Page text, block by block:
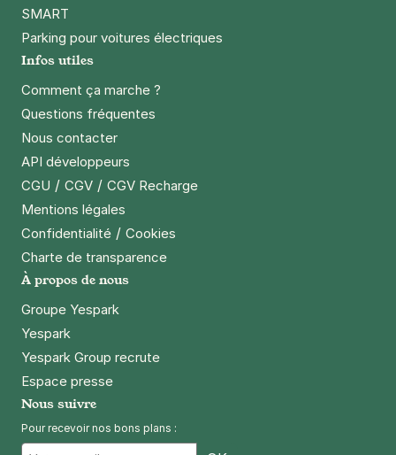
2,50 € /heure,25 €/jour,70 €/semaine
Réserver
+ Abonnements disponibles
68 boulevard Jourdan
Paris
110 € /jour 550 €/semaine
Réserver
+ Abonnements disponibles
Montrouge - Porte d'Orléans -
92120Montrouge
SMART
Parking pour voitures électriques
Infos utiles
Comment ça marche ?
Questions fréquentes
Nous contacter
API développeurs
CGU / CGV / CGV Recharge
Mentions légales
Confidentialité / Cookies
Charte de transparence
À propos de nous
Groupe Yespark
Yespark
Yespark Group recrute
Espace presse
Nous suivre
Pour recevoir nos bons plans :